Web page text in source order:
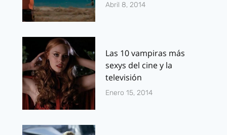
Abril 8, 2014
Las 10 vampiras más
sexys del cine y la
televisión
Enero 15, 2014